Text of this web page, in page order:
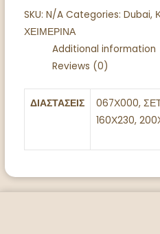
SKU: N/A Categories: Dubai,
ΧΕΙΜΕΡΙΝΑ
Additional information
Reviews (0)
ΔΙΑΣΤΑΣΕΙΣ
067Χ000,
160Χ230,